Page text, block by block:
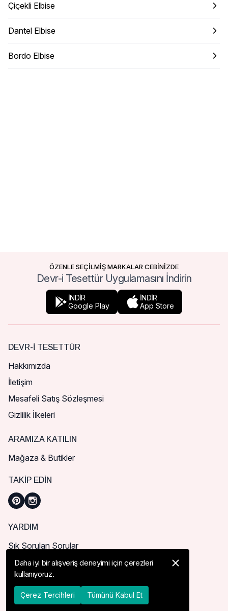
Çiçekli Elbise
Dantel Elbise
Bordo Elbise
ÖZENLE SEÇİLMİŞ MARKALAR CEBİNİZDE
Devr-i Tesettür Uygulamasını İndirin
İNDİR
Google Play
İNDİR
App Store
DEVR-I TESETTÜR
Hakkımızda
İletişim
Mesafeli Satış Sözleşmesi
Gizlilik İlkeleri
ARAMIZA KATILIN
Mağaza & Butikler
TAKIP EDIN
YARDIM
Sık Sorulan Sorular
Nasıl Sipariş Verebilirim?
Kargo ve Teslimat
İade, İptal ve Değişim
Daha iyi bir alışveriş deneyimi için çerezleri
kullanıyoruz.
Çerez Tercihleri Tümünü Kabul Et